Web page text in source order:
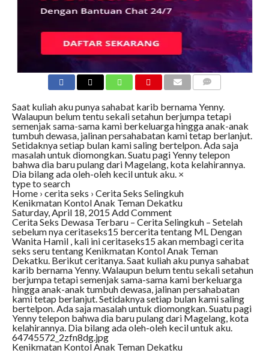
Saat kuliah aku punya sahabat karib bernama Yenny.
Walaupun belum tentu sekali setahun berjumpa tetapi
semenjak sama-sama kami berkeluarga hingga anak-anak
tumbuh dewasa, jalinan persahabatan kami tetap berlanjut.
Setidaknya setiap bulan kami saling bertelpon. Ada saja
masalah untuk diomongkan. Suatu pagi Yenny telepon
bahwa dia baru pulang dari Magelang, kota kelahirannya.
Dia bilang ada oleh-oleh kecil untuk aku. ×
type to search
Home › cerita seks › Cerita Seks Selingkuh
Kenikmatan Kontol Anak Teman Dekatku
Saturday, April 18, 2015 Add Comment
Cerita Seks Dewasa Terbaru – Cerita Selingkuh – Setelah
sebelum nya ceritaseks15 bercerita tentang ML Dengan
Wanita Hamil , kali ini ceritaseks15 akan membagi cerita
seks seru tentang Kenikmatan Kontol Anak Teman
Dekatku. Berikut ceritanya. Saat kuliah aku punya sahabat
karib bernama Yenny. Walaupun belum tentu sekali setahun
berjumpa tetapi semenjak sama-sama kami berkeluarga
hingga anak-anak tumbuh dewasa, jalinan persahabatan
kami tetap berlanjut. Setidaknya setiap bulan kami saling
bertelpon. Ada saja masalah untuk diomongkan. Suatu pagi
Yenny telepon bahwa dia baru pulang dari Magelang, kota
kelahirannya. Dia bilang ada oleh-oleh kecil untuk aku.
64745572_2zfn8dg.jpg
Kenikmatan Kontol Anak Teman Dekatku